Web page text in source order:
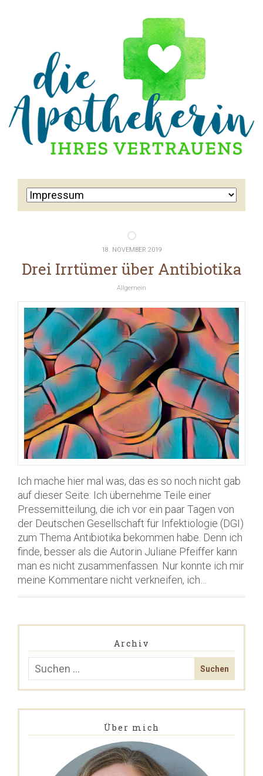
18. NOVEMBER 2019
Drei Irrtümer über Antibiotika
Allgemein
Ich mache hier mal was, das es so noch nicht gab
auf dieser Seite: Ich übernehme Teile einer
Pressemitteilung, die ich vor ein paar Tagen von
der Deutschen Gesellschaft für Infektiologie (DGI)
zum Thema Antibiotika bekommen habe. Denn ich
finde, besser als die Autorin Juliane Pfeiffer kann
man es nicht zusammenfassen. Nur konnte ich mir
meine Kommentare nicht verkneifen, ich…
Archiv
Über mich